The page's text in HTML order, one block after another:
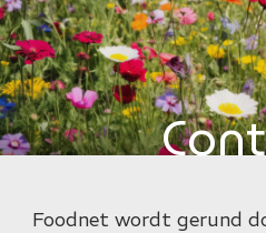
Foodnet wordt gerund